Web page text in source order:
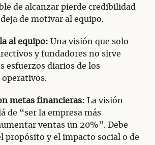
de alcanzar pierde credibilidad
de motivar al equipo.
al equipo: Una visión que solo
y fundadores no sirve
esfuerzos diarios de los
operativos.
metas financieras: La visión
de “ser la empresa más
ventas un 20%”. Debe
propósito y el impacto social o de